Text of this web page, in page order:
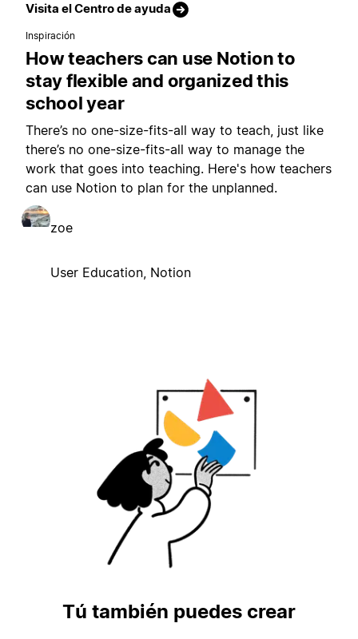
Visita el Centro de ayuda
Inspiración
How teachers can use Notion to
stay flexible and organized this
school year
There’s no one-size-fits-all way to teach, just like
there’s no one-size-fits-all way to manage the
work that goes into teaching. Here's how teachers
can use Notion to plan for the unplanned.
zoe
User Education, Notion
Tú también puedes crear